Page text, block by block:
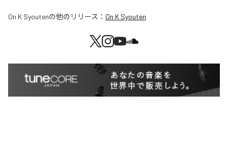
On K Syoutenの他のリリース： On K Syouten